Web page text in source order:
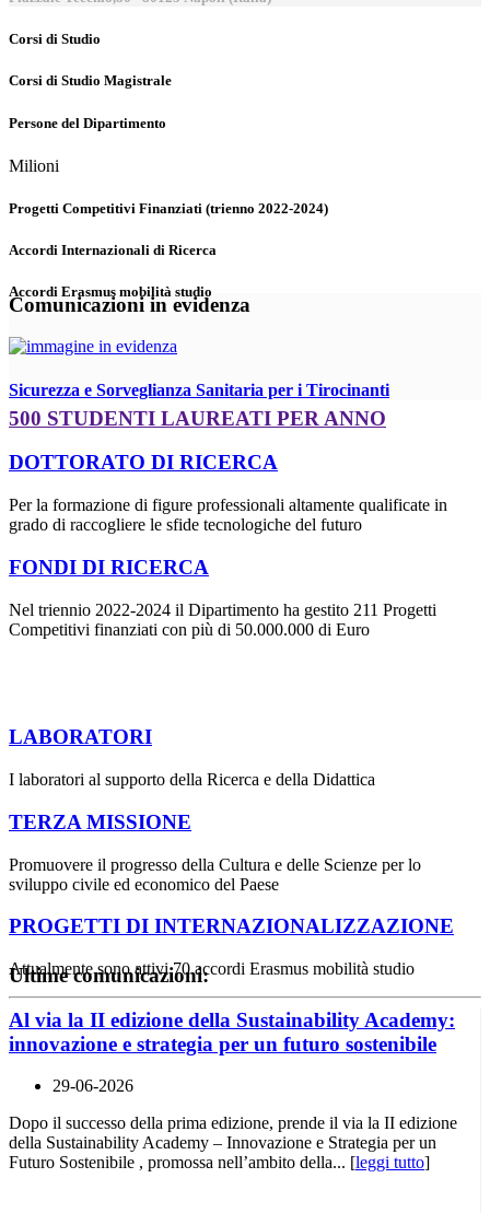
Corsi di Studio
Corsi di Studio Magistrale
Persone del Dipartimento
Milioni
Progetti Competitivi Finanziati (trienno 2022-2024)
Accordi Internazionali di Ricerca
Accordi Erasmus mobilità studio
Comunicazioni in evidenza
Sicurezza e Sorveglianza Sanitaria per i Tirocinanti
500 STUDENTI LAUREATI PER ANNO
DOTTORATO DI RICERCA
Per la formazione di figure professionali altamente qualificate in
grado di raccogliere le sfide tecnologiche del futuro
FONDI DI RICERCA
Nel triennio 2022-2024 il Dipartimento ha gestito 211 Progetti
Competitivi finanziati con più di 50.000.000 di Euro
LABORATORI
I laboratori al supporto della Ricerca e della Didattica
TERZA MISSIONE
Promuovere il progresso della Cultura e delle Scienze per lo
sviluppo civile ed economico del Paese
PROGETTI DI INTERNAZIONALIZZAZIONE
Attualmente sono attivi 70 accordi Erasmus mobilità studio
Ultime comunicazioni:
Al via la II edizione della Sustainability Academy:
innovazione e strategia per un futuro sostenibile
29-06-2026
Dopo il successo della prima edizione, prende il via la II edizione
della Sustainability Academy – Innovazione e Strategia per un
Futuro Sostenibile , promossa nell’ambito della... [leggi tutto]